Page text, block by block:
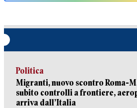
Politica
Migranti, nuovo scontro Roma-
subito controlli a frontiere,
arriva dall’Italia